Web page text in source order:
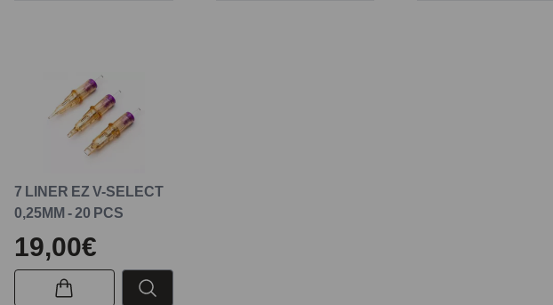
7 LINER EZ V-SELECT
0,25MM - 20 PCS
19,00€